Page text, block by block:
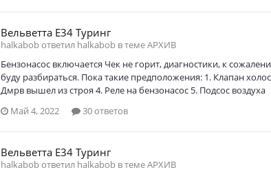
Вельветта Е34 Туринг
halkabob ответил halkabob в темеАРХИВ
Бензонасос включается Чек не горит, диагностики, к
буду разбираться. Пока такие предположения: 1. Клапан
Дмрв вышел из строя 4. Реле на бензонасос 5. Подсос воздуха
Май 4, 2022
30 ответов
Вельветта Е34 Туринг
halkabob ответил halkabob в темеАРХИВ